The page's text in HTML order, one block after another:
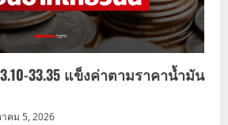
33.35 แข็งค่าตามราคาน้ำมัน
คม 5, 2026